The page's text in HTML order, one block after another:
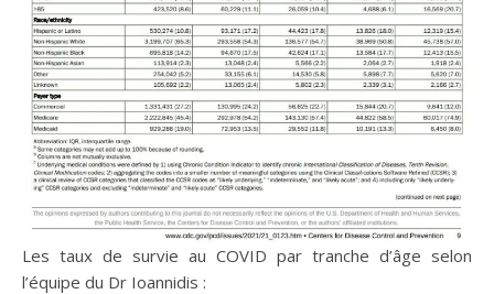
Les taux de survie au COVID par tranche d’âge selon
l’équipe du Dr Ioannidis :